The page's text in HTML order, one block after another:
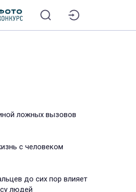
ложных вызовов
с человеком
до сих пор влияет
людей